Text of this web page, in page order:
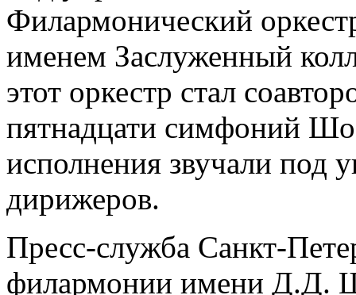
Филармонический
именем Заслуженный
этот оркестр стал
пятнадцати симфоний
исполнения звучали под
дирижеров.
Пресс-служба Санкт-
филармонии имени Д.Д.